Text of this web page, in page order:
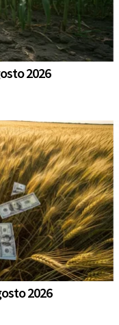
2026
2026